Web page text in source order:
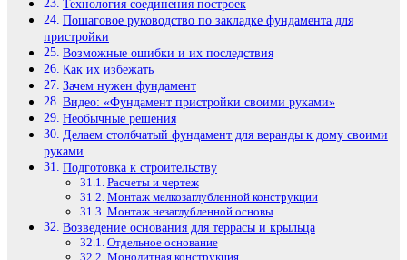
Технология соединения построек
Пошаговое руководство по закладке фундамента для
пристройки
Возможные ошибки и их последствия
Как их избежать
Зачем нужен фундамент
Видео: «Фундамент пристройки своими руками»
Необычные решения
Делаем столбчатый фундамент для веранды к дому своими
руками
Подготовка к строительству
Расчеты и чертеж
Монтаж мелкозаглубленной конструкции
Монтаж незаглубленной основы
Возведение основания для террасы и крыльца
Отдельное основание
Монолитная конструкция